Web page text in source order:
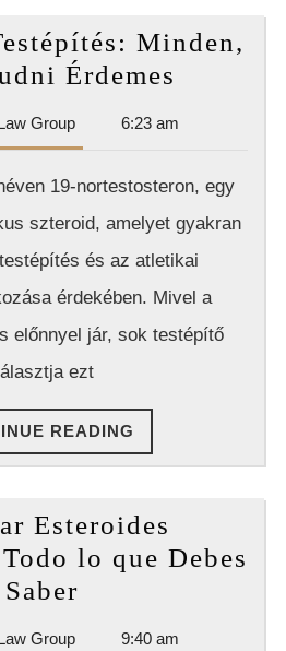
Minden,
Érdemes
Minden,
Tudni
Érdemes
GroupDan
Park
Group
6:23 am
19-nortestosteron, egy
szteroid, amelyet gyakran
és az atletikai
érdekében. Mivel a
előnnyel jár, sok testépítő
ezt
READING
READING
Esteroides
lo que Debes
SaberComprar
GroupDan
9:40 am